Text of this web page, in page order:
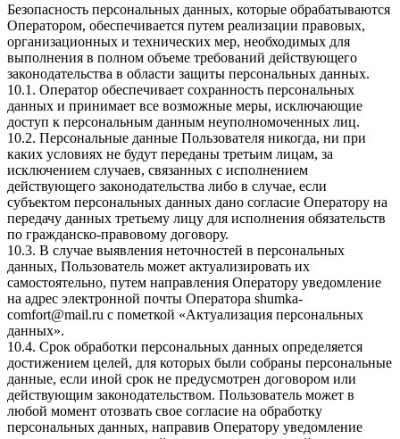
Безопасность персональных данных, которые обрабатываются
Оператором, обеспечивается путем реализации правовых,
организационных и технических мер, необходимых для
выполнения в полном объеме требований действующего
законодательства в области защиты персональных данных.
10.1. Оператор обеспечивает сохранность персональных
данных и принимает все возможные меры, исключающие
доступ к персональным данным неуполномоченных лиц.
10.2. Персональные данные Пользователя никогда, ни при
каких условиях не будут переданы третьим лицам, за
исключением случаев, связанных с исполнением
действующего законодательства либо в случае, если
субъектом персональных данных дано согласие Оператору на
передачу данных третьему лицу для исполнения обязательств
по гражданско-правовому договору.
10.3. В случае выявления неточностей в персональных
данных, Пользователь может актуализировать их
самостоятельно, путем направления Оператору уведомление
на адрес электронной почты Оператора shumka-
comfort@mail.ru с пометкой «Актуализация персональных
данных».
10.4. Срок обработки персональных данных определяется
достижением целей, для которых были собраны персональные
данные, если иной срок не предусмотрен договором или
действующим законодательством. Пользователь может в
любой момент отозвать свое согласие на обработку
персональных данных, направив Оператору уведомление